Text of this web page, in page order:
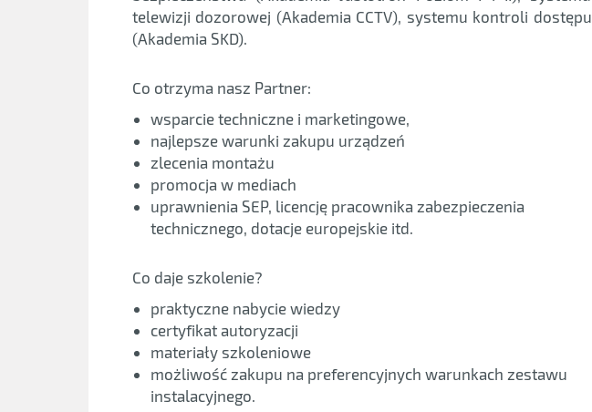
telewizji dozorowej (Akademia CCTV), systemu kontroli dostępu
(Akademia SKD).
Co otrzyma nasz Partner:
wsparcie techniczne i marketingowe,
najlepsze warunki zakupu urządzeń
zlecenia montażu
promocja w mediach
uprawnienia SEP, licencję pracownika zabezpieczenia
technicznego, dotacje europejskie itd.
Co daje szkolenie?
praktyczne nabycie wiedzy
certyfikat autoryzacji
materiały szkoleniowe
możliwość zakupu na preferencyjnych warunkach zestawu
instalacyjnego.